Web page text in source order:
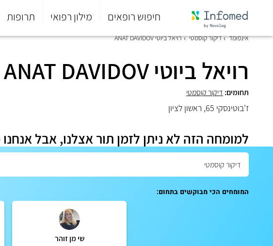
חיפוש רופאים מילון רפואי תרופות
סוף
אינפומד דיקור קוסמטי רויאל ביוטי ANAT DAVIDOV
רויאל ביוטי ANAT DAVIDOV
תחומים: דיקור קוסמטי
ז'בוטינסקי 65, ראשון לציון
למומחה הזה לא ניתן לזמן תור אצלנו, אבל
המומחים הכי מבוקשים בתחום:
שי מן זוהר